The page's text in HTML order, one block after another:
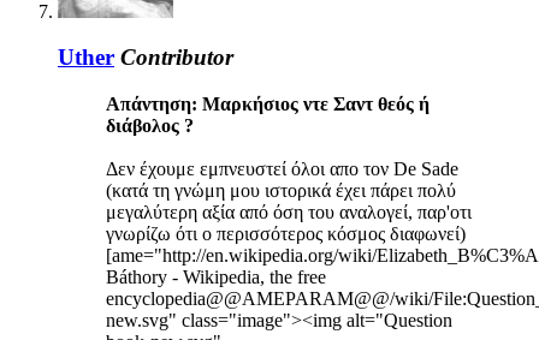
Uther Contributor
Απάντηση: Mαρκήσιος ντε Σαντ θεός ή
διάβολος ?
Δεν έχουμε εμπνευστεί όλοι απο τον De Sade
(κατά τη γνώμη μου ιστορικά έχει πάρει πολύ
μεγαλύτερη αξία από όση του αναλογεί, παρ'οτι
γνωρίζω ότι ο περισσότερος κόσμος διαφωνεί)
[ame="http://en.wikipedia.org/wiki/
Báthory - Wikipedia, the free
encyclopedia@@AMEPARAM@@/wiki/
new.svg" class="image"><img alt="Question